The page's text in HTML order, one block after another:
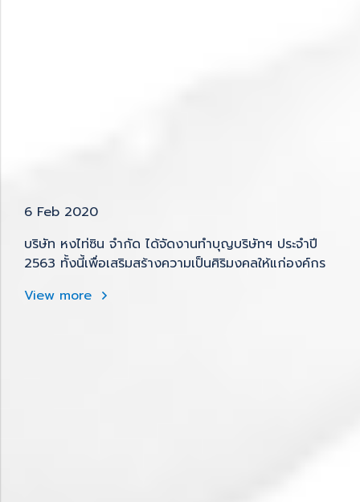
6 Feb 2020
บริษัท หงไท่ซิน จำกัด ได้จัดงานทำบุญบริษัทฯ ประจำปี
2563 ทั้งนี้เพื่อเสริมสร้างความเป็นศิริมงคลให้แก่องค์กร
View more